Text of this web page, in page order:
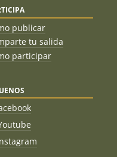
publicar
tu salida
participar